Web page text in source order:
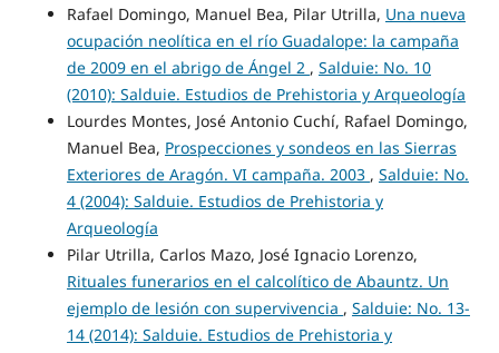
Rafael Domingo, Manuel Bea, Pilar Utrilla, Una nueva
ocupación neolítica en el río Guadalope: la campaña
de 2009 en el abrigo de Ángel 2 , Salduie: No. 10
(2010): Salduie. Estudios de Prehistoria y Arqueología
Lourdes Montes, José Antonio Cuchí, Rafael Domingo,
Manuel Bea, Prospecciones y sondeos en las Sierras
Exteriores de Aragón. VI campaña. 2003 , Salduie: No.
4 (2004): Salduie. Estudios de Prehistoria y
Arqueología
Pilar Utrilla, Carlos Mazo, José Ignacio Lorenzo,
Rituales funerarios en el calcolítico de Abauntz. Un
ejemplo de lesión con supervivencia , Salduie: No. 13-
14 (2014): Salduie. Estudios de Prehistoria y